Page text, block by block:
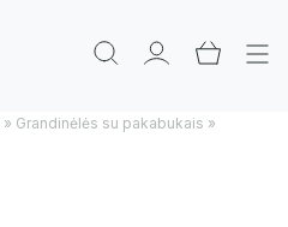
» Grandinėlės su pakabukais »